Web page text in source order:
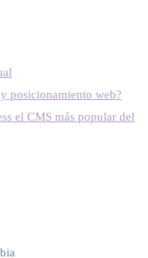
posicionamiento web?
el CMS más popular del